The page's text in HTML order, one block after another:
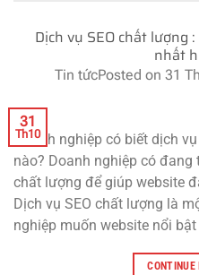
Dịch vụ SEO chất lượng
nhất
Tin tứcPosted on 31
31
Th10
Doanh nghiệp có biết dịch
nào? Doanh nghiệp có đang
chất lượng để giúp website
Dịch vụ SEO chất lượng là
nghiệp muốn website nổi
CONTINUE